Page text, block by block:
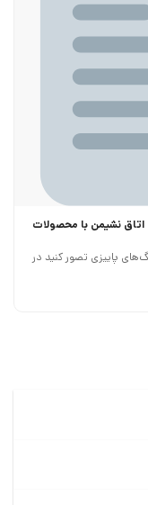
اتاق نشیمن با محصولات
پاییزی تصور کنید در